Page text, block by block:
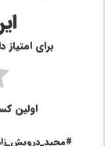
برای
اولین